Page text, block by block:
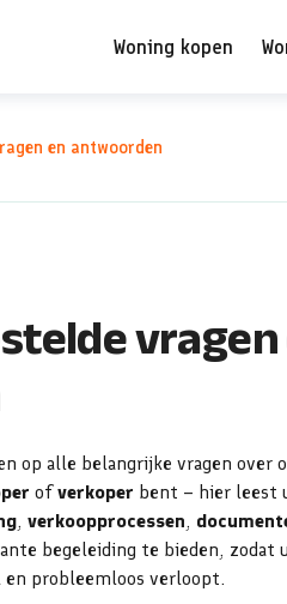
Woning kopen
en antwoorden
op alle belangrijke vragen over
ofverkoper bent – hier leest
, verkoopprocessen,
begeleiding te bieden, zodat
en probleemloos verloopt.